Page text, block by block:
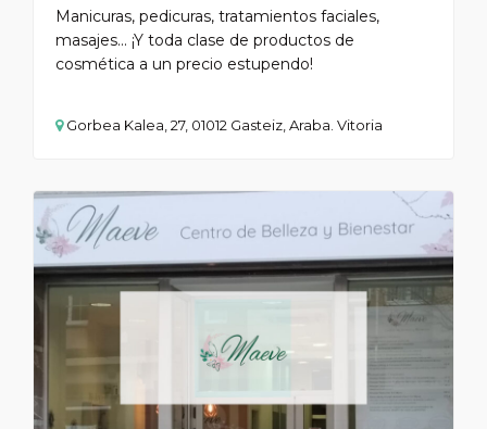
Manicuras, pedicuras, tratamientos faciales,
masajes... ¡Y toda clase de productos de
cosmética a un precio estupendo!
Gorbea Kalea, 27, 01012 Gasteiz, Araba. Vitoria